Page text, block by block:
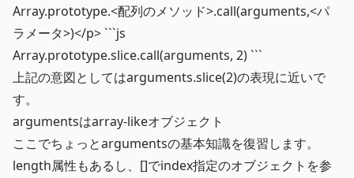
Array.prototype.<配列のメソッド>.call(arguments,<パ
ラメータ>)</p> ```js
Array.prototype.slice.call(arguments, 2) ```
上記の意図としてはarguments.slice(2)の表現に近いで
す。
argumentsはarray-likeオブジェクト
ここでちょっとargumentsの基本知識を復習します。
length属性もあるし、[]でindex指定のオブジェクトを参